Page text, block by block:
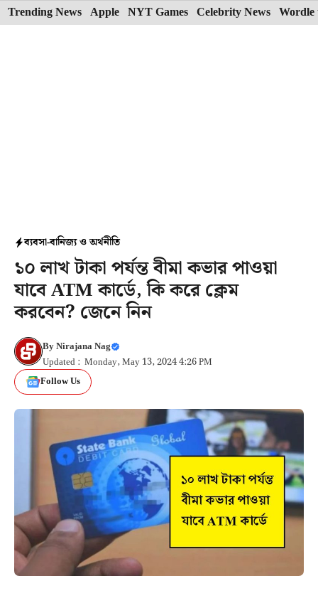
Skip
to
Trending News Apple NYT Games Celebrity News Wordle
ব্যবসা-বানিজ্য ও অর্থনীতি
১০ লাখ টাকা পর্যন্ত বীমা কভার পাওয়া
যাবে ATM কার্ডে, কি করে ক্লেম
করবেন? জেনে নিন
ByNirajana Nag
Updated : Monday, May 13, 2024 4:26 PM
Follow Us